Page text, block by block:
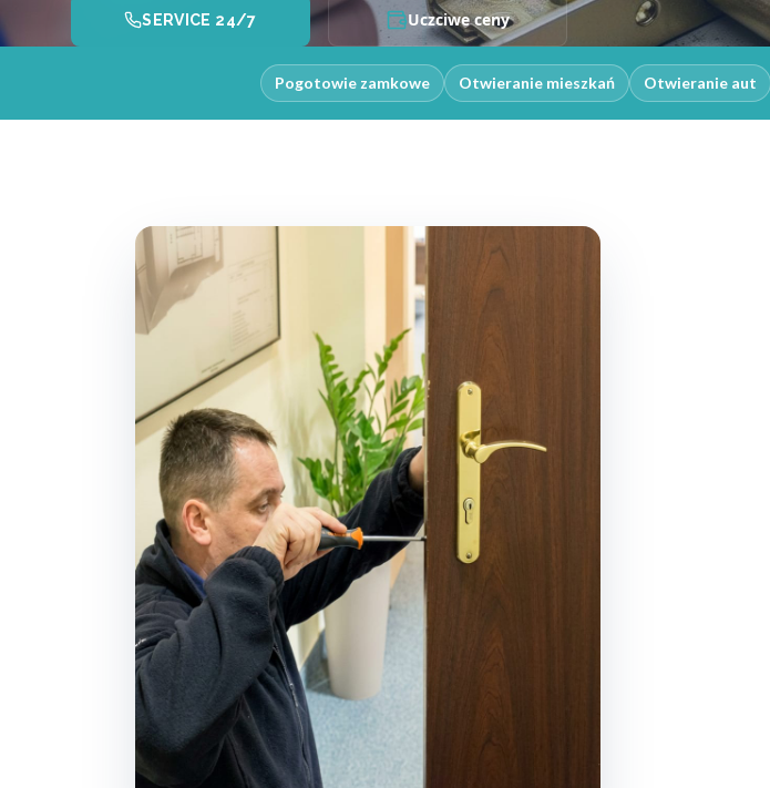
SERVICE 24/7 Uczciwe ceny
Pogotowie zamkowe Otwieranie mieszkań Otwieranie aut